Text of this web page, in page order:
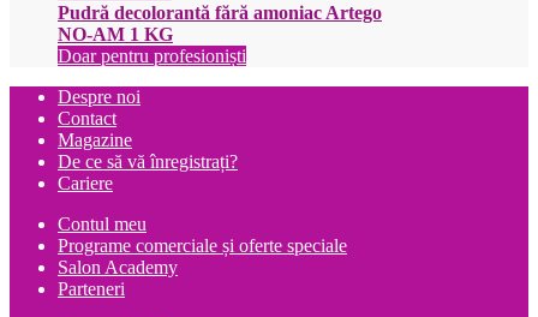
Pudră decolorantă fără amoniac Artego
NO-AM 1 KG
Doar pentru profesioniști
Despre noi
Contact
Magazine
De ce să vă înregistrați?
Cariere
Contul meu
Programe comerciale și oferte speciale
Salon Academy
Parteneri